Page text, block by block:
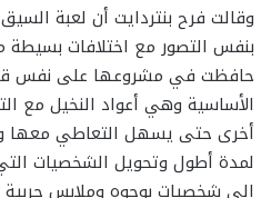
وقالت فرح بنتردايت أن لعبة
بنفس التصور مع اختلافات
حافظت في مشروعها على نفس
الأساسية وهي أعواد النخيل مع
أخرى حتى يسهل التعاطي معها
لمدة أطول وتحويل الشخصيات
إلى شخصيات بوجوه وملابس